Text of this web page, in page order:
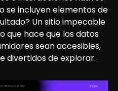
se incluyen elementos de
Un sitio impecable
que hace que los datos
sean accesibles,
divertidos de explorar.